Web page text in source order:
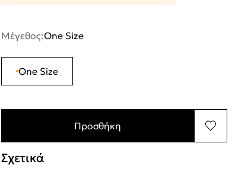
Μέγεθος:One Size
One Size
Προσθήκη
Σχετικά